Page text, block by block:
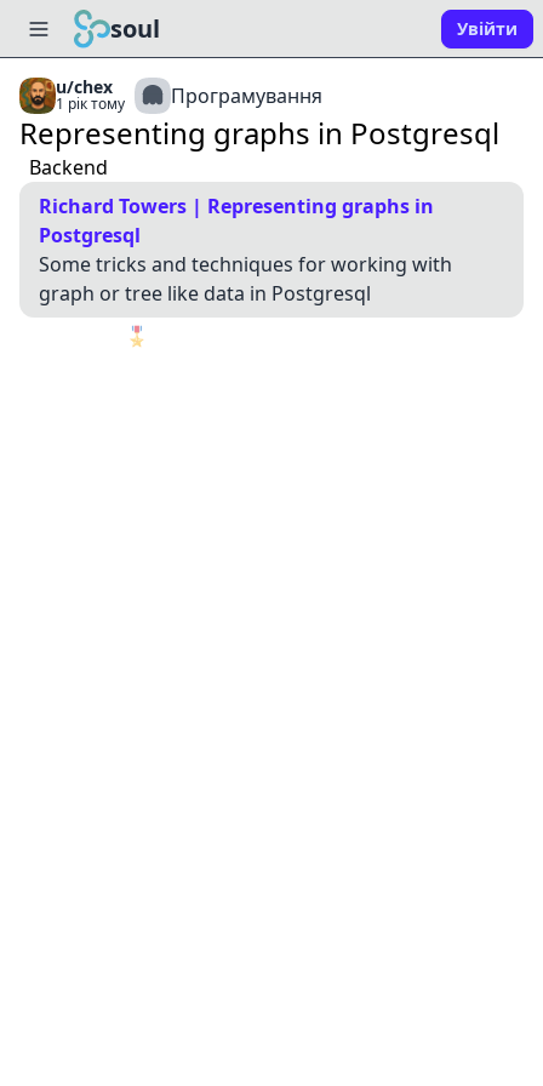
soul Увійти
u/chex
1 рік тому Програмування
Representing graphs in Postgresql
Backend
Richard Towers | Representing graphs in
Postgresql
Some tricks and techniques for working with
graph or tree like data in Postgresql
🎖️